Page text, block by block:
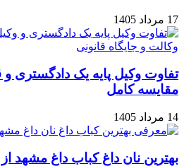
17 مرداد 1405
تفاوت وکیل پایه یک دادگستری
مقایسه کامل
14 مرداد 1405
بهترین نان داغ کباب داغ مشهد